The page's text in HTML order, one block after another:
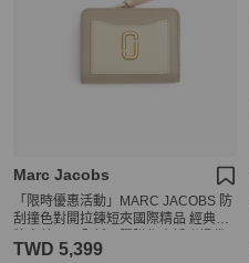
Marc Jacobs
「限時優惠活動」MARC JACOBS 防
刮撞色對開拉鍊短夾國際精品 經典品
防塵袋
TWD 5,399